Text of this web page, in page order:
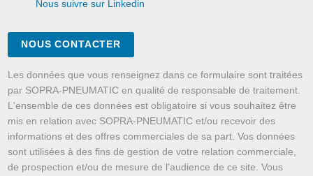
Nous suivre sur Linkedin
NOUS CONTACTER
Les données que vous renseignez dans ce formulaire sont traitées
par SOPRA-PNEUMATIC en qualité de responsable de traitement.
L'ensemble de ces données est obligatoire si vous souhaitez être
mis en relation avec SOPRA-PNEUMATIC et/ou recevoir des
informations et des offres commerciales de sa part. Vos données
sont utilisées à des fins de gestion de votre relation commerciale,
de prospection et/ou de mesure de l'audience de ce site. Vous